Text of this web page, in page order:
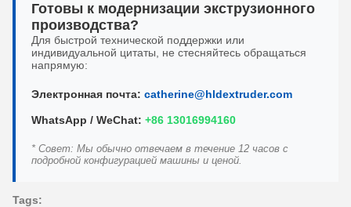
Готовы к модернизации экструзионного
производства?
Для быстрой технической поддержки или
индивидуальной цитаты, не стесняйтесь обращаться
напрямую:
Электронная почта: catherine@hldextruder.com
WhatsApp / WeChat: +86 13016994160
* Совет: Мы обычно отвечаем в течение 12 часов с
подробной конфигурацией машины и ценой.
Tags: